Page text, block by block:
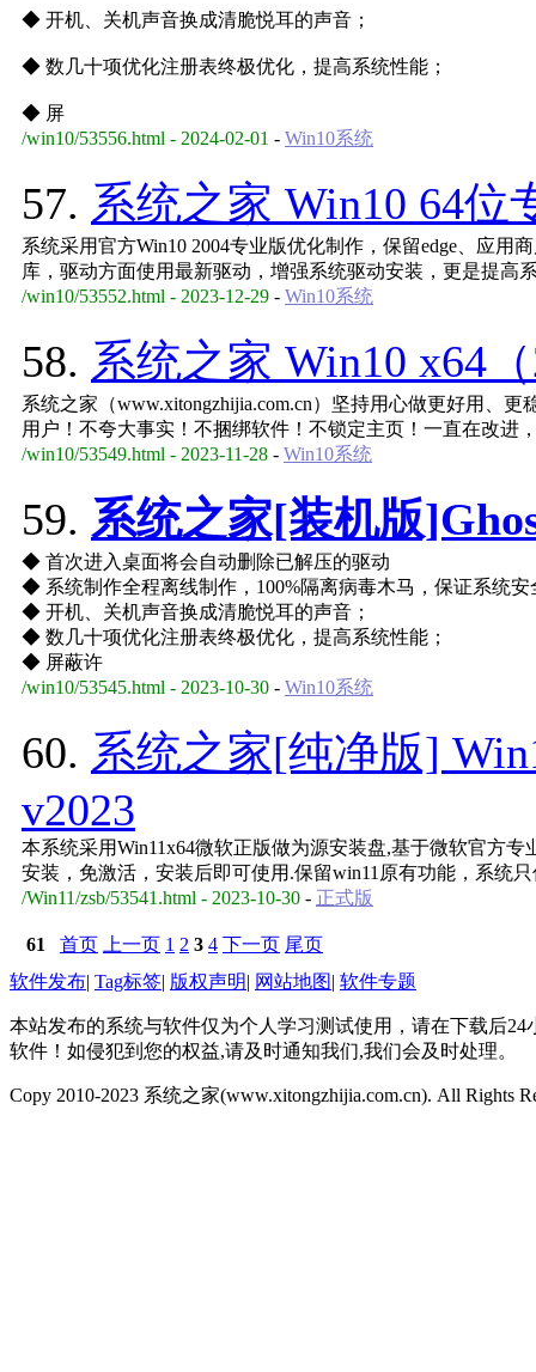
◆ 开机、关机声音换成清脆悦耳的声音；
◆ 数几十项优化注册表终极优化，提高系统性能；
◆ 屏
/win10/53556.html - 2024-02-01 - Win10系统
57. 系统之家 Win10 64位
系统采用官方Win10 2004专业版优化制作，保留edge、应用
库，驱动方面使用最新驱动，增强系统驱动安装，更是提高
/win10/53552.html - 2023-12-29 - Win10系统
58. 系统之家 Win10 x64
系统之家（www.xitongzhijia.com.cn）坚持用心做更好用、
用户！不夸大事实！不捆绑软件！不锁定主页！一直在改进
/win10/53549.html - 2023-11-28 - Win10系统
59. 系统之家[装机版
◆ 首次进入桌面将会自动删除已解压的驱动
◆ 系统制作全程离线制作，100%隔离病毒木马，保证系统安
◆ 开机、关机声音换成清脆悦耳的声音；
◆ 数几十项优化注册表终极优化，提高系统性能；
◆ 屏蔽许
/win10/53545.html - 2023-10-30 - Win10系统
60. 系统之家[纯净版]
v2023
本系统采用Win11x64微软正版做为源安装盘,基于微软官方
安装，免激活，安装后即可使用.保留win11原有功能，系统
/Win11/zsb/53541.html - 2023-10-30 - 正式版
61 首页 上一页 1 2 3 4 下一页 尾页
软件发布| Tag标签| 版权声明| 网站地图| 软件专题
本站发布的系统与软件仅为个人学习测试使用，请在下载后
软件！如侵犯到您的权益,请及时通知我们,我们会及时处理。
Copy 2010-2023 系统之家(www.xitongzhijia.com.cn). All Rights